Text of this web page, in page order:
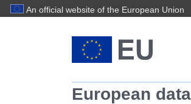
An official website of the European Union
European data